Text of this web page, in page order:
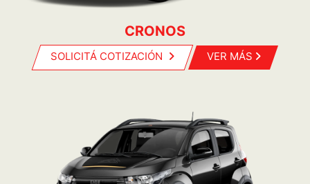
CRONOS
SOLICITÁ COTIZACIÓN VER MÁS